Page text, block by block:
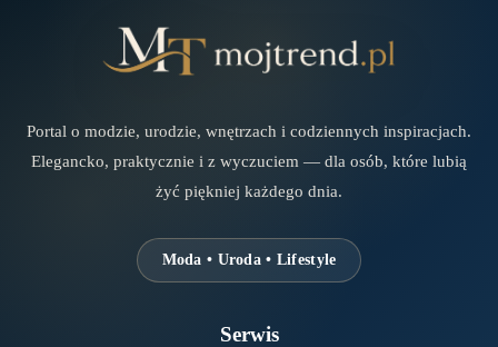
Portal o modzie, urodzie, wnętrzach i codziennych inspiracjach.
Elegancko, praktycznie i z wyczuciem — dla osób, które lubią
żyć piękniej każdego dnia.
Moda • Uroda • Lifestyle
Serwis